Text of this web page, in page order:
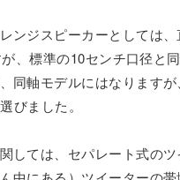
ンジスピーカーとしては
、標準の10センチ口径と
同軸モデルにはなりますが
びました。
しては、セパレート式の